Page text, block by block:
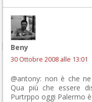
Beny
30 Ottobre 2008 alle 13:01
@antony: non è che
Qua più che essere
Purtrppo oggi Palermo